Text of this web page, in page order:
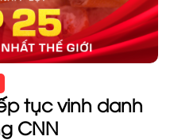
tục vinh danh
CNN